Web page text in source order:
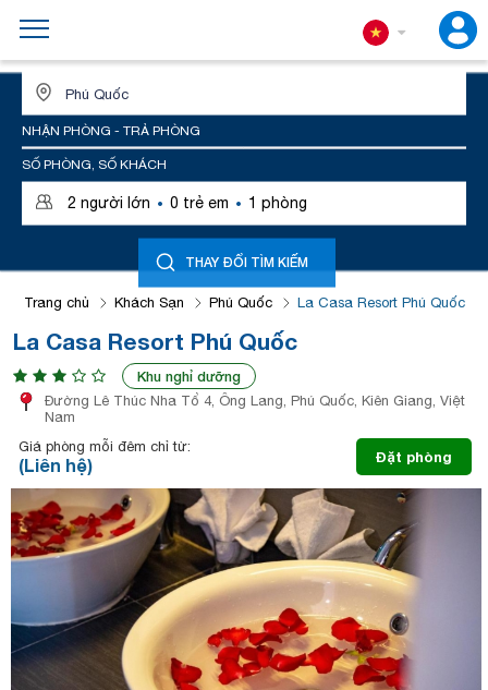
NHẬN PHÒNG - TRẢ PHÒNG
SỐ PHÒNG, SỐ KHÁCH
2 người lớn · 0 trẻ em · 1 phòng
THAY ĐỔI TÌM KIẾM
Trang chủ Khách Sạn Phú Quốc La Casa Resort Phú Quốc
La Casa Resort Phú Quốc
Khu nghỉ dưỡng
Đường Lê Thúc Nha Tổ 4, Ông Lang, Phú Quốc, Kiên Giang, Việt
Nam
Giá phòng mỗi đêm chỉ từ:
(Liên hệ) Đặt phòng